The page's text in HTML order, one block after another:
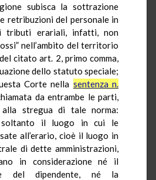
subisca la sottrazione
retribuzioni del personale in
tributi erariali, infatti, non
nell’ambito del territorio
citato art. 2, primo comma,
dello statuto speciale;
Corte nella sentenza n.
da entrambe le parti,
stregua di tale norma:
soltanto il luogo in cui le
all’erario, cioè il luogo in
di dette amministrazioni,
in considerazione né il
del dipendente, né la